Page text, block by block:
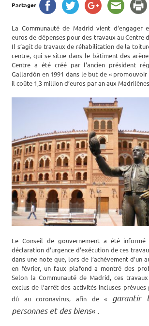
Partager
La Communauté de Madrid vient d’engager
euros de dépenses pour des travaux au Centre
Il s’agit de travaux de réhabilitation de la
centre, qui se situe dans le bâtiment des
Centre a été créé par l’ancien président
Gallardón en 1991 dans le but de «
il coûte 1,3 million d’euros par an aux
Le Conseil de gouvernement a été
déclaration d’urgence d’exécution de ces
dans une note que, lors de l’achèvement d’un
en février, un faux plafond a montré des
Selon la Communauté de Madrid, ces
exclus de l’arrêt des activités incluses prévues
dû au coronavirus, afin de « garantir
personnes et des biens« .